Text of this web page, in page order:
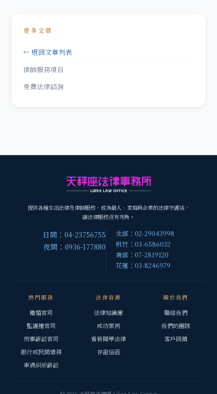
更多文章
← 返回文章列表
律師服務項目
免費法律諮詢
提供各種生活法律及律師服務，成為個人、家庭與企業的法律守護站，
讓法律服務沒有死角。
日間：04-23756755
夜間：0936-177880
北部：02-29043998
桃竹：03-6586032
南部：07-2819120
花蓮：03-8246979
熱門服務
離婚官司
監護權官司
刑事訴訟官司
銀行或民間債務
車禍糾紛訴訟
法律資源
法律知識庫
成功案例
看新聞學法律
存證信函
關於我們
聯絡我們
我們的團隊
客戶回饋